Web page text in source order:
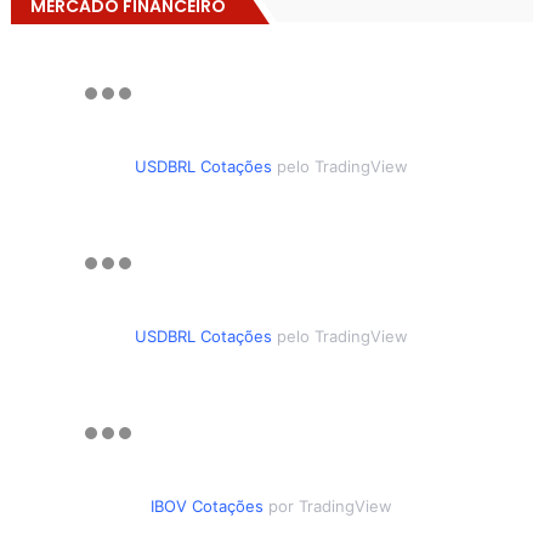
MERCADO FINANCEIRO
USDBRL Cotações pelo TradingView
USDBRL Cotações pelo TradingView
IBOV Cotações por TradingView